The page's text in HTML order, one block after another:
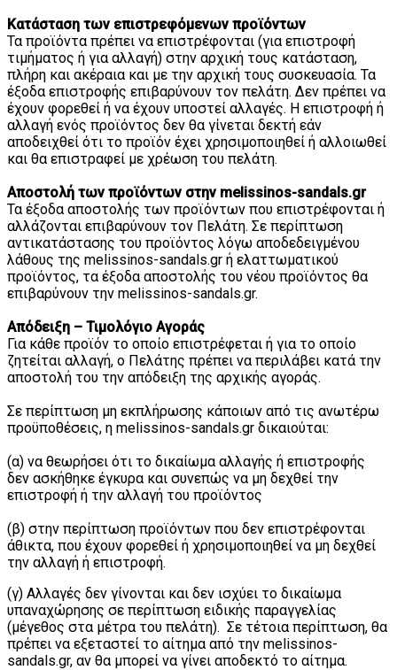
Κατάσταση των επιστρεφόμενων προϊόντων
Τα προϊόντα πρέπει να επιστρέφονται (για επιστροφή
τιμήματος ή για αλλαγή) στην αρχική τους κατάσταση,
πλήρη και ακέραια και με την αρχική τους συσκευασία. Τα
έξοδα επιστροφής επιβαρύνουν τον πελάτη. Δεν πρέπει να
έχουν φορεθεί ή να έχουν υποστεί αλλαγές. Η επιστροφή ή
αλλαγή ενός προϊόντος δεν θα γίνεται δεκτή εάν
αποδειχθεί ότι το προϊόν έχει χρησιμοποιηθεί ή αλλοιωθεί
και θα επιστραφεί με χρέωση του πελάτη.
Αποστολή των προϊόντων στην melissinos-sandals.gr
Τα έξοδα αποστολής των προϊόντων που επιστρέφονται ή
αλλάζονται επιβαρύνουν τον Πελάτη. Σε περίπτωση
αντικατάστασης του προϊόντος λόγω αποδεδειγμένου
λάθους της melissinos-sandals.gr ή ελαττωματικού
προϊόντος, τα έξοδα αποστολής του νέου προϊόντος θα
επιβαρύνουν την melissinos-sandals.gr.
Απόδειξη – Τιμολόγιο Αγοράς
Για κάθε προϊόν το οποίο επιστρέφεται ή για το οποίο
ζητείται αλλαγή, ο Πελάτης πρέπει να περιλάβει κατά την
αποστολή του την απόδειξη της αρχικής αγοράς.
Σε περίπτωση μη εκπλήρωσης κάποιων από τις ανωτέρω
προϋποθέσεις, η melissinos-sandals.gr δικαιούται:
(α) να θεωρήσει ότι το δικαίωμα αλλαγής ή επιστροφής
δεν ασκήθηκε έγκυρα και συνεπώς να μη δεχθεί την
επιστροφή ή την αλλαγή του προϊόντος
(β) στην περίπτωση προϊόντων που δεν επιστρέφονται
άθικτα, που έχουν φορεθεί ή χρησιμοποιηθεί να μη δεχθεί
την αλλαγή ή επιστροφή.
(γ) Αλλαγές δεν γίνονται και δεν ισχύει το δικαίωμα
υπαναχώρησης σε περίπτωση ειδικής παραγγελίας
(μέγεθος στα μέτρα του πελάτη). Σε τέτοια περίπτωση, θα
πρέπει να εξεταστεί το αίτημα από την melissinos-
sandals.gr, αν θα μπορεί να γίνει αποδεκτό το αίτημα.